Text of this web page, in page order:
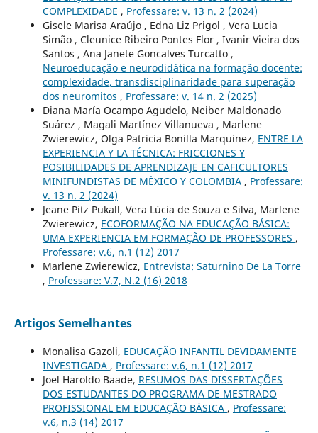
COMPLEXIDADE , Professare: v. 13 n. 2 (2024)
Gisele Marisa Araújo , Edna Liz Prigol , Vera Lucia
Simão , Cleunice Ribeiro Pontes Flor , Ivanir Vieira dos
Santos , Ana Janete Goncalves Turcatto ,
Neuroeducação e neurodidática na formação docente:
complexidade, transdisciplinaridade para superação
dos neuromitos , Professare: v. 14 n. 2 (2025)
Diana María Ocampo Agudelo, Neiber Maldonado
Suárez , Magali Martínez Villanueva , Marlene
Zwierewicz, Olga Patricia Bonilla Marquinez, ENTRE LA
EXPERIENCIA Y LA TÉCNICA: FRICCIONES Y
POSIBILIDADES DE APRENDIZAJE EN CAFICULTORES
MINIFUNDISTAS DE MÉXICO Y COLOMBIA , Professare:
v. 13 n. 2 (2024)
Jeane Pitz Pukall, Vera Lúcia de Souza e Silva, Marlene
Zwierewicz, ECOFORMAÇÃO NA EDUCAÇÃO BÁSICA:
UMA EXPERIENCIA EM FORMAÇÃO DE PROFESSORES ,
Professare: v.6, n.1 (12) 2017
Marlene Zwierewicz, Entrevista: Saturnino De La Torre
, Professare: V.7, N.2 (16) 2018
Artigos Semelhantes
Monalisa Gazoli, EDUCAÇÃO INFANTIL DEVIDAMENTE
INVESTIGADA , Professare: v.6, n.1 (12) 2017
Joel Haroldo Baade, RESUMOS DAS DISSERTAÇÕES
DOS ESTUDANTES DO PROGRAMA DE MESTRADO
PROFISSIONAL EM EDUCAÇÃO BÁSICA , Professare:
v.6, n.3 (14) 2017